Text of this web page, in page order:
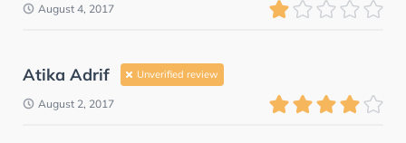
August 4, 2017
Atika Adrif Unverified review
August 2, 2017